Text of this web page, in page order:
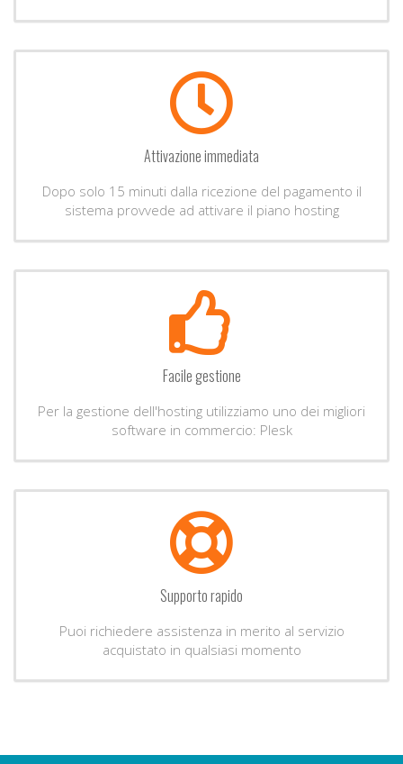
Attivazione immediata
Dopo solo 15 minuti dalla ricezione del pagamento il
sistema provvede ad attivare il piano hosting
Facile gestione
Per la gestione dell'hosting utilizziamo uno dei migliori
software in commercio: Plesk
Supporto rapido
Puoi richiedere assistenza in merito al servizio
acquistato in qualsiasi momento